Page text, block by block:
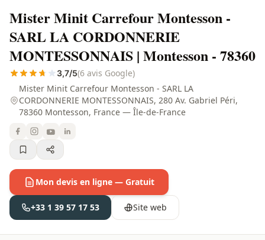
Mister Minit Carrefour Montesson -
SARL LA CORDONNERIE
MONTESSONNAIS | Montesson - 78360
3,7/5(6 avis Google)
Mister Minit Carrefour Montesson - SARL LA
CORDONNERIE MONTESSONNAIS, 280 Av. Gabriel Péri,
78360 Montesson, France — Île-de-France
Mon devis en ligne — Gratuit
+33 1 39 57 17 53 Site web